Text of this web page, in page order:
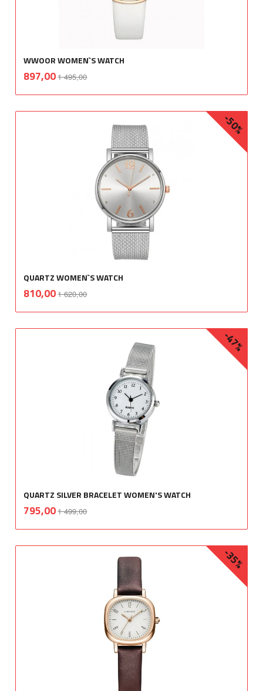
WWOOR WOMEN`S WATCH
Tilbud
897,001 495,00mva.
QUARTZ WOMEN`S WATCH
Tilbud
810,001 620,00
-50%
mva.
QUARTZ SILVER BRACELET WOMEN'S WATCH
Tilbud
795,001 499,00
-47%
mva.
-35%